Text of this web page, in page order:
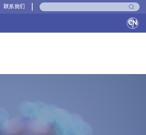
联系我们
CN